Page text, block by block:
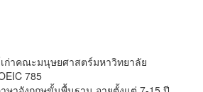
ก่าคณะมนุษยศาสตร์มหาวิทยาลัย
785